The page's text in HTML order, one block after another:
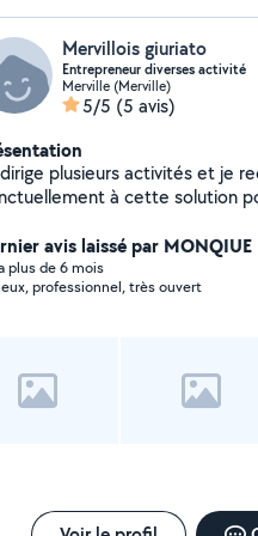
Mervillois giuriato
Entrepreneur diverses activité
Merville (Merville)
5/5 (5 avis)
plusieurs activités et je
à cette solution
avis laissé par
plus de 6 mois
professionnel, très ouvert